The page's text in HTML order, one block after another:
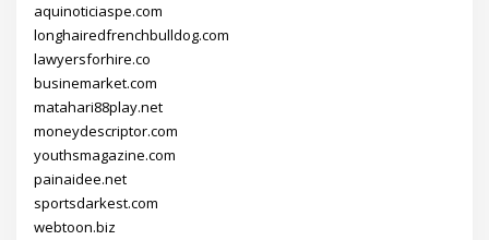
aquinoticiaspe.com
longhairedfrenchbulldog.com
lawyersforhire.co
businemarket.com
matahari88play.net
moneydescriptor.com
youthsmagazine.com
painaidee.net
sportsdarkest.com
webtoon.biz